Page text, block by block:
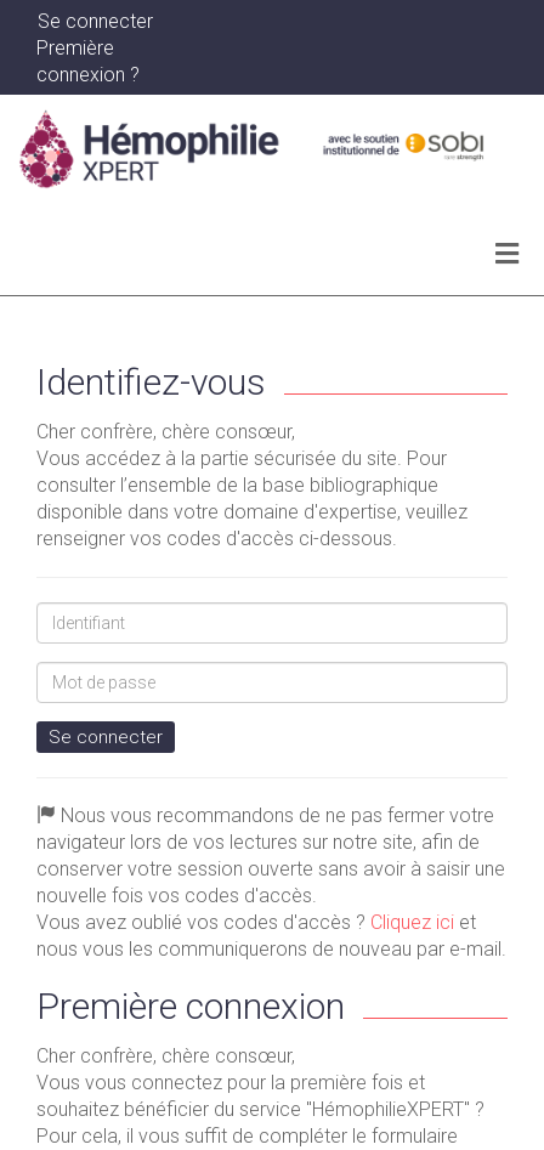
Se connecter
Première
connexion ?
Identifiez-vous
Cher confrère, chère consœur,
Vous accédez à la partie sécurisée du site. Pour
consulter l’ensemble de la base bibliographique
disponible dans votre domaine d'expertise, veuillez
renseigner vos codes d'accès ci-dessous.
Identifiant
Mot
de
passe
Se connecter
Nous vous recommandons de ne pas fermer votre
navigateur lors de vos lectures sur notre site, afin de
conserver votre session ouverte sans avoir à saisir une
nouvelle fois vos codes d'accès.
Vous avez oublié vos codes d'accès ? Cliquez ici et
nous vous les communiquerons de nouveau par e-mail.
Première connexion
Cher confrère, chère consœur,
Vous vous connectez pour la première fois et
souhaitez bénéficier du service "HémophilieXPERT" ?
Pour cela, il vous suffit de compléter le formulaire
Archives
WEBINAR SERIES